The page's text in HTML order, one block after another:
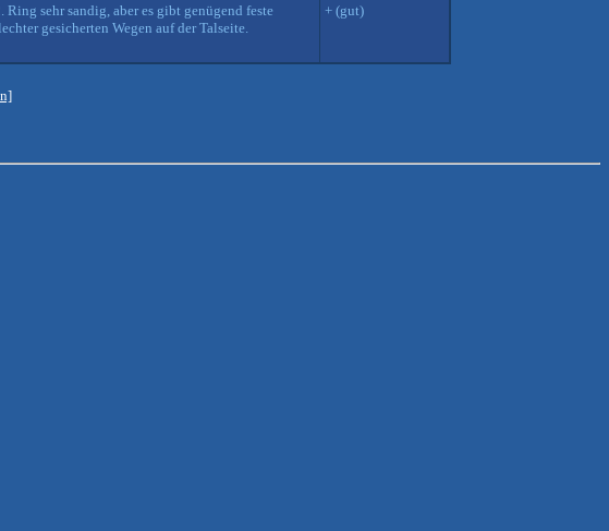
sehr sandig, aber es gibt genügend feste
gesicherten Wegen auf der Talseite.
+ (gut)